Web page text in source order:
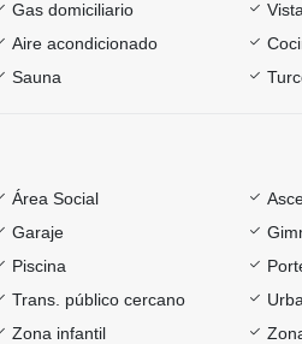
Gas domiciliario
Aire acondicionado
Sauna
Área Social
Garaje
Piscina
Trans. público cercano
Zona infantil